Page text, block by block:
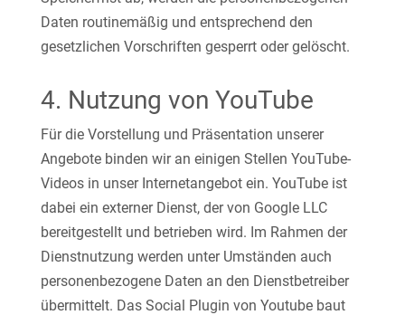
Daten routinemäßig und entsprechend den
gesetzlichen Vorschriften gesperrt oder gelöscht.
4. Nutzung von YouTube
Für die Vorstellung und Präsentation unserer
Angebote binden wir an einigen Stellen YouTube-
Videos in unser Internetangebot ein. YouTube ist
dabei ein externer Dienst, der von Google LLC
bereitgestellt und betrieben wird. Im Rahmen der
Dienstnutzung werden unter Umständen auch
personenbezogene Daten an den Dienstbetreiber
übermittelt. Das Social Plugin von Youtube baut